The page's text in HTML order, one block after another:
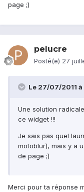
page ;)
pelucre
Posté(e) 27
Le 27/07/2011 à
Une solution
ce widget !!!
Je sais pas quel
motoblur), mais y a
de page ;)
Merci pour ta réponse